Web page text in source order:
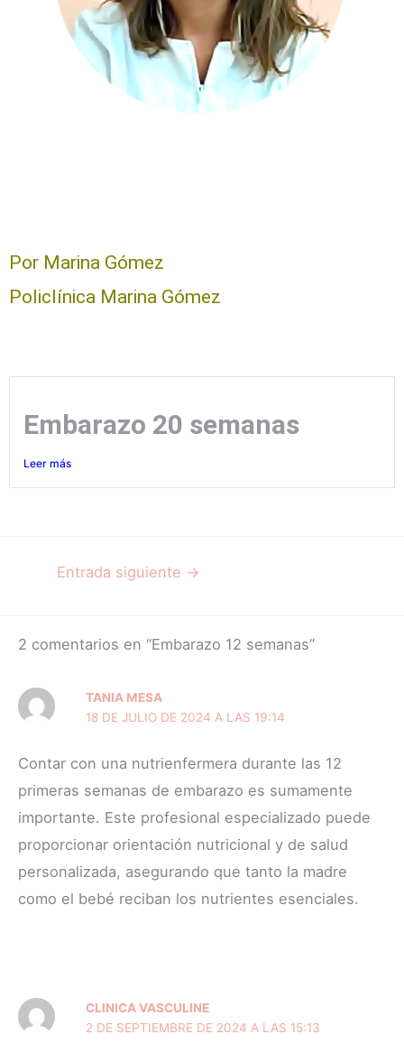
Por Marina Gómez
Policlínica Marina Gómez
Embarazo 20 semanas
Leer más
Entrada siguiente →
2 comentarios en “Embarazo 12 semanas”
TANIA MESA
18 DE JULIO DE 2024 A LAS 19:14
Contar con una nutrienfermera durante las 12
primeras semanas de embarazo es sumamente
importante. Este profesional especializado puede
proporcionar orientación nutricional y de salud
personalizada, asegurando que tanto la madre
como el bebé reciban los nutrientes esenciales.
CLINICA VASCULINE
2 DE SEPTIEMBRE DE 2024 A LAS 15:13